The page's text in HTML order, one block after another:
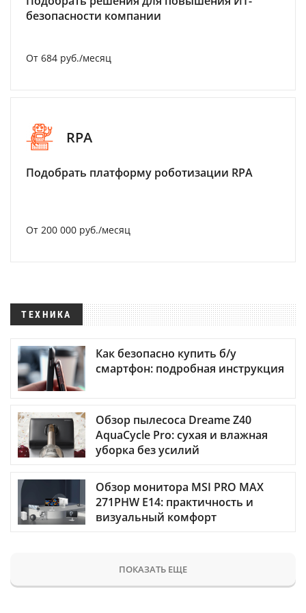
безопасности компании
От 684 руб./месяц
RPA
Подобрать платформу роботизации RPA
От 200 000 руб./месяц
ТЕХНИКА
Как безопасно купить б/у
смартфон: подробная инструкция
Обзор пылесоса Dreame Z40
AquaCycle Pro: сухая и влажная
уборка без усилий
Обзор монитора MSI PRO MAX
271PHW E14: практичность и
визуальный комфорт
ПОКАЗАТЬ ЕЩЕ